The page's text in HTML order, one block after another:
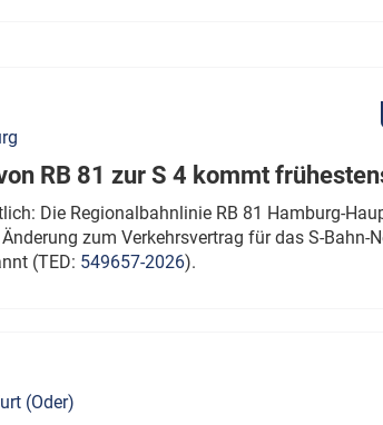
RB 81 zur S 4 kommt
Die Regionalbahnlinie RB 81 Hamburg-
zum Verkehrsvertrag für das S-
(TED: 549657-2026).
(Oder)